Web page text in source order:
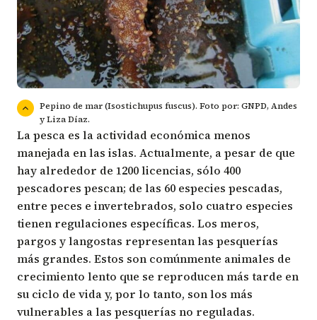
Pepino de mar (Isostichupus fuscus). Foto por: GNPD, Andes
y Liza Díaz.
La pesca es la actividad económica menos
manejada en las islas. Actualmente, a pesar de que
hay alrededor de 1200 licencias, sólo 400
pescadores pescan; de las 60 especies pescadas,
entre peces e invertebrados, solo cuatro especies
tienen regulaciones específicas. Los meros,
pargos y langostas representan las pesquerías
más grandes. Estos son comúnmente animales de
crecimiento lento que se reproducen más tarde en
su ciclo de vida y, por lo tanto, son los más
vulnerables a las pesquerías no reguladas.